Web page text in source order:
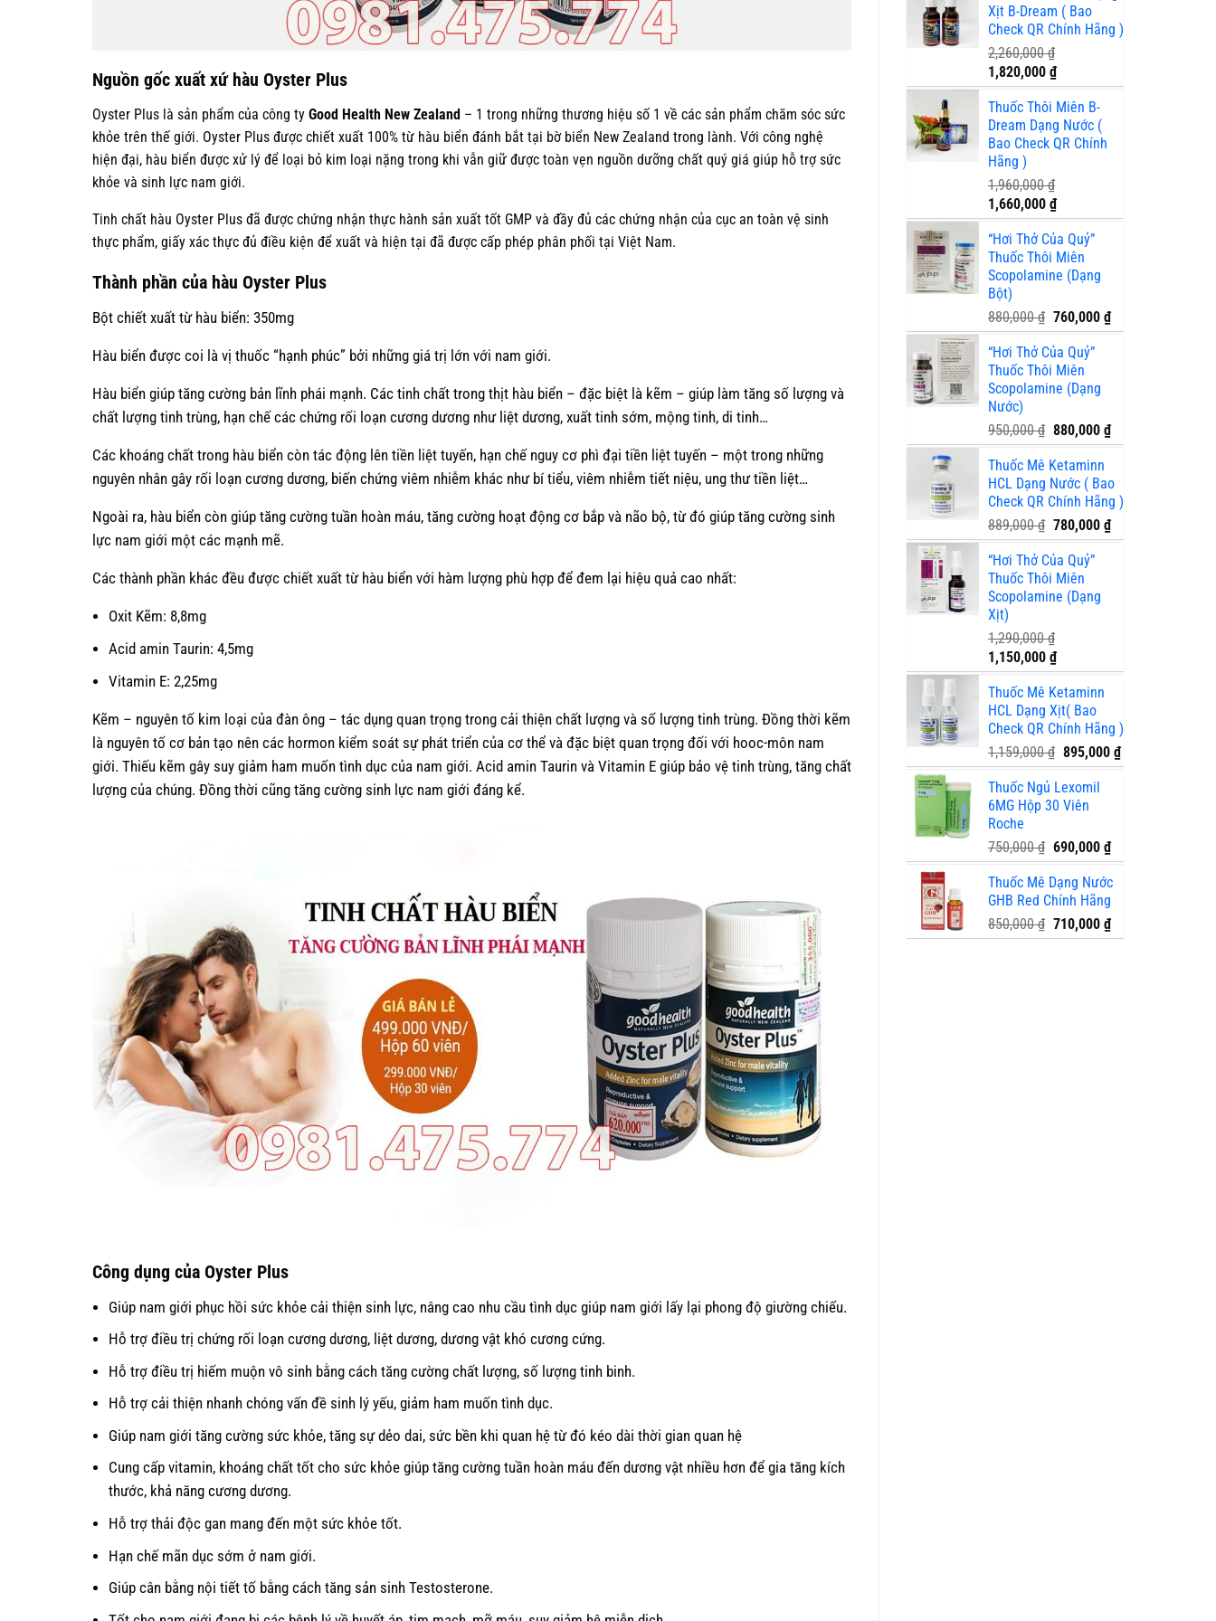
650,000 ₫.
410,000 ₫.
Xịt B-Dream ( Bao
Check QR Chính Hãng )
2,260,000₫
Giá
gốc
là:
2,260,000 ₫.
1,820,000 ₫Giá
hiện
tại
là:
1,820,000 ₫.
Thuốc Thôi Miên B-
Dream Dạng Nước (
Bao Check QR Chính
Hãng )
1,960,000₫
Giá
gốc
là:
1,960,000 ₫.
1,660,000 ₫Giá
hiện
tại
là:
1,660,000 ₫.
“Hơi Thở Của Quỷ”
Thuốc Thôi Miên
Scopolamine (Dạng
Bột)
880,000₫ Giá
gốc
là:
880,000 ₫.
760,000 ₫Giá
hiện
“Hơi Thở Của Quỷ”
Thuốc Thôi Miên
Scopolamine (Dạng
Nước)
950,000₫ Giá
gốc
là:
950,000 ₫.
880,000 ₫Giá
hiện
là:
880,000 ₫.
Thuốc Mê Ketaminn
HCL Dạng Nước ( Bao
Check QR Chính Hãng )
889,000₫ Giá
gốc
là:
889,000 ₫.
780,000 ₫Giá
hiện
“Hơi Thở Của Quỷ”
Thuốc Thôi Miên
Scopolamine (Dạng
Xịt)
1,290,000₫
Giá
gốc
là:
1,290,000 ₫.
1,150,000 ₫Giá
hiện
tại
là:
1,150,000 ₫.
Thuốc Mê Ketaminn
HCL Dạng Xịt( Bao
Check QR Chính Hãng )
1,159,000₫ Giá
gốc
là:
1,159,000 ₫.
895,000 ₫Giá
hiện
Thuốc Ngủ Lexomil
6MG Hộp 30 Viên
Roche
750,000₫ Giá
gốc
là:
750,000 ₫.
690,000 ₫Giá
hiện
tại
là:
690,000 ₫.
Thuốc Mê Dạng Nước
GHB Red Chính Hãng
850,000₫ Giá
gốc
710,000 ₫Giá
hiện
Nguồn gốc xuất xứ hàu Oyster Plus
Oyster Plus là sản phẩm của công ty Good Health New Zealand – 1 trong những thương hiệu số 1 về các sản phẩm chăm sóc sức
khỏe trên thế giới. Oyster Plus được chiết xuất 100% từ hàu biển đánh bắt tại bờ biển New Zealand trong lành. Với công nghệ
hiện đại, hàu biển được xử lý để loại bỏ kim loại nặng trong khi vẫn giữ được toàn vẹn nguồn dưỡng chất quý giá giúp hỗ trợ sức
khỏe và sinh lực nam giới.
Tinh chất hàu Oyster Plus đã được chứng nhận thực hành sản xuất tốt GMP và đầy đủ các chứng nhận của cục an toàn vệ sinh
thực phẩm, giấy xác thực đủ điều kiện để xuất và hiện tại đã được cấp phép phân phối tại Việt Nam.
Thành phần của hàu Oyster Plus
Bột chiết xuất từ hàu biển: 350mg
Hàu biển được coi là vị thuốc “hạnh phúc” bởi những giá trị lớn với nam giới.
Hàu biển giúp tăng cường bản lĩnh phái mạnh. Các tinh chất trong thịt hàu biển – đặc biệt là kẽm – giúp làm tăng số lượng và
chất lượng tinh trùng, hạn chế các chứng rối loạn cương dương như liệt dương, xuất tinh sớm, mộng tinh, di tinh…
Các khoáng chất trong hàu biển còn tác động lên tiền liệt tuyến, hạn chế nguy cơ phì đại tiền liệt tuyến – một trong những
nguyên nhân gây rối loạn cương dương, biến chứng viêm nhiễm khác như bí tiểu, viêm nhiễm tiết niệu, ung thư tiền liệt…
Ngoài ra, hàu biển còn giúp tăng cường tuần hoàn máu, tăng cường hoạt động cơ bắp và não bộ, từ đó giúp tăng cường sinh
lực nam giới một các mạnh mẽ.
Các thành phần khác đều được chiết xuất từ hàu biển với hàm lượng phù hợp để đem lại hiệu quả cao nhất:
Oxit Kẽm: 8,8mg
Acid amin Taurin: 4,5mg
Vitamin E: 2,25mg
Kẽm – nguyên tố kim loại của đàn ông – tác dụng quan trọng trong cải thiện chất lượng và số lượng tinh trùng. Đồng thời kẽm
là nguyên tố cơ bản tạo nên các hormon kiểm soát sự phát triển của cơ thể và đặc biệt quan trọng đối với hooc-môn nam
giới. Thiếu kẽm gây suy giảm ham muốn tình dục của nam giới. Acid amin Taurin và Vitamin E giúp bảo vệ tinh trùng, tăng chất
lượng của chúng. Đồng thời cũng tăng cường sinh lực nam giới đáng kể.
Công dụng của Oyster Plus
Giúp nam giới phục hồi sức khỏe cải thiện sinh lực, nâng cao nhu cầu tình dục giúp nam giới lấy lại phong độ giường chiếu.
Hỗ trợ điều trị chứng rối loạn cương dương, liệt dương, dương vật khó cương cứng.
Hỗ trợ điều trị hiếm muộn vô sinh bằng cách tăng cường chất lượng, số lượng tinh binh.
Hỗ trợ cải thiện nhanh chóng vấn đề sinh lý yếu, giảm ham muốn tình dục.
Giúp nam giới tăng cường sức khỏe, tăng sự dẻo dai, sức bền khi quan hệ từ đó kéo dài thời gian quan hệ
Cung cấp vitamin, khoáng chất tốt cho sức khỏe giúp tăng cường tuần hoàn máu đến dương vật nhiều hơn để gia tăng kích
thước, khả năng cương dương.
Hỗ trợ thải độc gan mang đến một sức khỏe tốt.
Hạn chế mãn dục sớm ở nam giới.
Giúp cân bằng nội tiết tố bằng cách tăng sản sinh Testosterone.